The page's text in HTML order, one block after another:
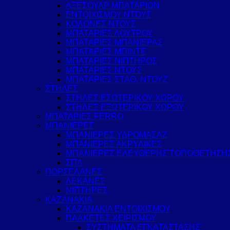
ΑΞΕΣΟΥΑΡ ΜΠΑΤΑΡΙΩΝ
ΕΝΤΟΙΧΙΣΜΟΥ ΝΤΟΥΣ
ΚΟΛΟΝΕΣ ΝΤΟΥΣ
ΜΠΑΤΑΡΙΕΣ ΛΟΥΤΡΟΥ
ΜΠΑΤΑΡΙΕΣ ΜΠΑΝΙΕΡΑΣ
ΜΠΑΤΑΡΙΕΣ ΜΠΙΝΤΕ
ΜΠΑΤΑΡΙΕΣ ΝΙΠΤΗΡΟΣ
ΜΠΑΤΑΡΙΕΣ ΝΤΟΥΣ
ΜΠΑΤΑΡΙΕΣ ΣΤΑΘ. ΝΤΟΥΖ
ΣΤΗΛΕΣ
ΣΤΗΛΕΣ ΕΣΩΤΕΡΙΚΟΥ ΧΩΡΟΥ
ΣΤΗΛΕΣ ΕΞΩΤΕΡΙΚΟΥ ΧΩΡΟΥ
ΜΠΑΤΑΡΙΕΣ FERRO
ΜΠΑΝΙΕΡΕΣ
ΜΠΑΝΙΕΡΕΣ ΥΔΡΟΜΑΣΑΖ
ΜΠΑΝΙΕΡΕΣ ΑΚΡΥΛΙΚΕΣ
ΜΠΑΝΙΕΡΕΣ ΕΛΕΥΘΕΡΗΣ
ΣΠΑ
ΠΟΡΣΕΛΑΝΕΣ
ΛΕΚΑΝΕΣ
ΝΙΠΤΗΡΕΣ
ΚΑΖΑΝΑΚΙΑ
ΚΑΖΑΝΑΚΙΑ ΕΝΤΟΙΧΙΣΜΟΥ
ΠΛΑΚΕΤΕΣ ΧΕΙΡΙΣΜΟΥ
ΣΥΣΤΗΜΑΤΑ ΕΓΚΑΤΑΣΤΑΣΗΣ